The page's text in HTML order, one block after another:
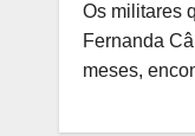
Os militares
Fernanda
meses,